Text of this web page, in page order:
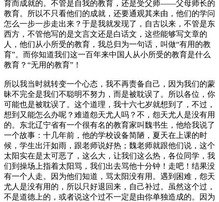
育而成就的。不管是自我的教育，还是受父师——父母师长的
教育。所以不只看他们的成就，还要通观其来由，他们的学问
怎么一步一步走出来？于是我就发现了，自古以来，不管是东
西方，不管他写的是文言文还是白话文，这些能够写文章的
人，他们从小所受的教育，我总归为一句话，叫做“有用的教
育”。而你知道我们这一百年来中国人从小所受的教育是什么
教育？“无用的教育”！
所以我当时就转变一个心态，我不再责备自己，因为我们的蒙
昧不完全是我们不聪明不努力，而是被耽误了。所以各位，你
可能也是被耽误了。这个道理，我十六七岁就想到了，不过，
想到又能怎么办呢？难道怨天尤人吗？不，怨天尤人是没有用
的。东北辽宁省有一个很有名的教育家叫魏书生，他给我说了
一个故事：十几年前，他的学校设备简陋，夏天在上课的时
候，学生出汗如雨，跟老师说好热；魏老师就跟他们说，这个
太阳实在是太可恶了，这么大，让我们这么热，各位同学，我
们到操场上指着太阳骂，我们出去骂他十分钟！走吧！结果没
有一个人走。因为他们知道，骂太阳没有用。遇到困难，怨天
尤人是没有用的，所以只好退回来，自己补过。虽然这个过，
不是道德上的，或者说这个过不一定是由你单独造成的。因为